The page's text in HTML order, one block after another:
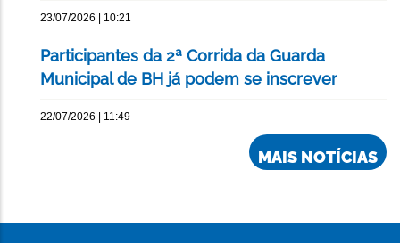
23/07/2026 | 10:21
Participantes da 2ª Corrida da Guarda
Municipal de BH já podem se inscrever
22/07/2026 | 11:49
MAIS NOTÍCIAS